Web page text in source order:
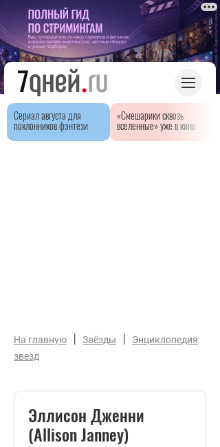
Сериал августа для
поклонников фэнтези
«Смешарики сквозь
вселенные» уже в кино
На главную | Звёзды |
Энциклопедия
звезд
Эллисон Дженни
(Allison Janney)